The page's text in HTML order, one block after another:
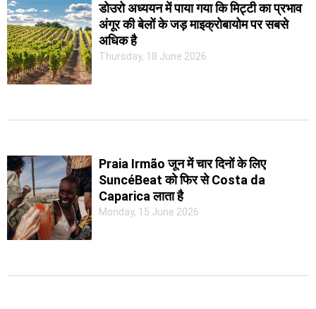
डोउरो अध्ययन में पाया गया कि मिट्टी का प्रभाव
अंगूर की बेलों के जड़ माइक्रोबायोम पर सबसे
अधिक है
Thursday, 18 June 2026
Praia Irmão जून में चार दिनों के लिए
SuncéBeat को फिर से Costa da
Caparica लाता है
Monday, 15 June 2026